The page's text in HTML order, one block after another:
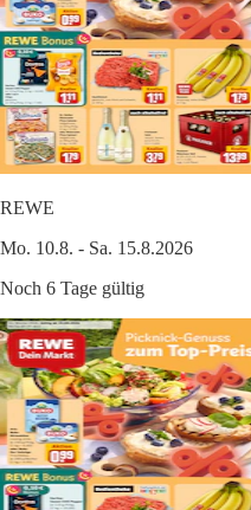
REWE
Mo. 10.8. - Sa. 15.8.2026
Noch 6 Tage gültig